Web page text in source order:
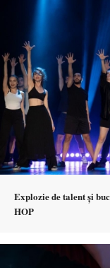
Explozie de talent și
HOP